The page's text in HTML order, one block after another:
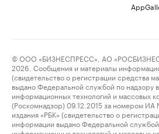
© ООО «БИЗНЕСПРЕСС», АО
2026. Сообщения и материалы
(свидетельство о регистрации средства
выдано Федеральной службой по надзору
информационных технологий и массовых
(Роскомнадзор) 09.12.2015 за номером
издания «РБК» (свидетельство о
информации выдано Федеральной